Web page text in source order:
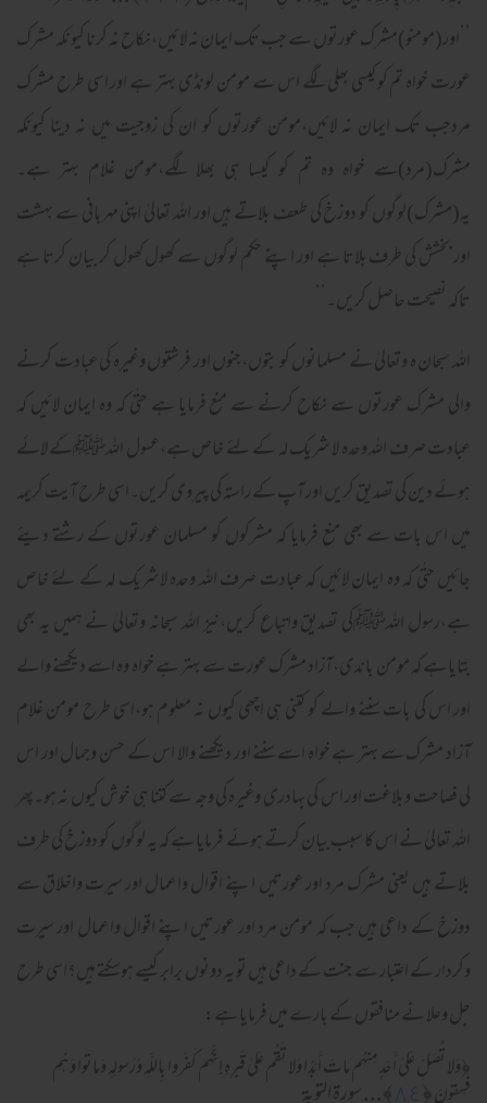
‘‘اور(مومنو)مشرک عورتوں سے جب تک ایمان نہ لائیں،نکاح نہ کرنا کیونکہ مشرک
عورت خواہ تم کو کیسی بھلی لگے اس سے مومن لونڈی بہتر ہے اور اسی طرح مشرک
مردجب تک ایمان نہ لائیں،مومن عورتوں کو ان کی زوجیت میں نہ دینا کیونکہ
مشرک(مرد)سے خواہ وہ تم کو کیسا ہی بھلا لگے،مومن غلام بہتر ہے۔
یہ(مشرک)لوگوں کو دوزخ کی طعف بلاتے ہیں اور اللہ تعالیٰ اپنی مہربانی سے بہشت
اور بخشش کی طرف بلاتا ہے اور اپنے حکم لوگوں سے کھول کھول کر بیان کرتا ہے
تاکہ نصیحت حاصل کریں۔’’
اللہ سبحان ہ وتعالیٰ نے مسلمانوں کو بتوں،جنوں اور فرشتوں وغیرہ کی عبادت کرنے
والی مشرک عورتوں سے نکاح کرنے سے منع فرمایا ہے حتٰی کہ وہ ایمان لائیں کہ
عبادت صرف اللہ وحدہ لا شریک لہ کے لئے خاص ہے،عسول اللہﷺکے لائے
ہوئے دین کی تصدیق کریں اور آپ کے راستہ کی پیروی کریں۔اسی طرح آیت کریمہ
میں اس بات سے بھی منع فرمایا کہ مشرکوں کو مسلمان عورتوں کے رشتے دیئے
جائیں حتٰی کہ وہ ایمان لائیں کہ عبادت صرف اللہ وحدہ لاشریک لہ کے لئے خاص
ہے،رسول اللہﷺکی تصدیق واتباع کریں،نیز اللہ سبحانہ وتعالیٰ نے ہمیں یہ بھی
بتایا ہے کہ مومن باندی،آزاد مشرک عورت سے بہتر ہے خواہ وہ اسے دیکھنے والے
اور اس کی بات سننے والے کو کتنی ہی اچھی کیوں نہ معلوم ہو،اسی طرح مومن غلام
آزاد مشرک سے بہتر ہے خواہ اسے سننے اور دیکھنے والا اس کے حسن وجمال اور اس
لی فصاحت وبلاغت اور اس کی بہادری وغیرہ کی وجہ سے کتنا ہی خوش کیوں نہ ہو۔پھر
اللہ تعالیٰ نے اس کا سبب بیان کرتے ہوئے فرمایا ہے کہ یہ لوگوں کو دوزخ کی طرف
بلاتے ہیں یعنی مشرک مرد اور عورتیں اپنے اقوال واعمال اور سیرت واخلاق سے
دوزخ کے داعی ہیں جب کہ مومن مرد اور عورتیں اپنے اقوال واعمال اور سیرت
وکردار کے اعتبار سے جنت کے داعی ہیں تو یہ دونوں برابر کیسے ہوسکتے ہیں؟اسی طرح
جل وعلا نے منافقوں کے بارے میں فرمایا ہے:
﴿ وَلا تُصَلِّ عَلىٰ أَحَدٍ مِنهُم ماتَ أَبَدًا وَلا تَقُم عَلىٰ قَبرِ‌هِ إِنَّهُم كَفَر‌وا بِاللَّهِ وَرَ‌سولِهِ وَماتوا وَهُم